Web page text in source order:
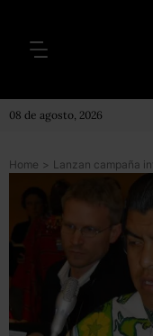
08 de agosto, 2026
Home >